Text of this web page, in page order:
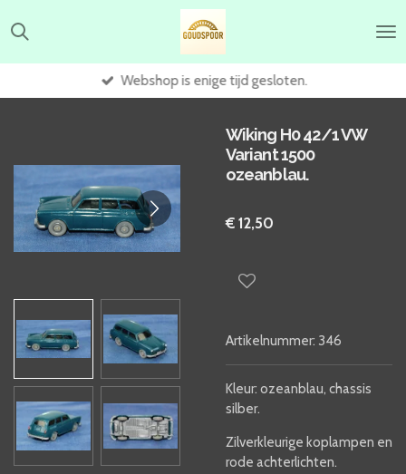
direct
hoofdinhoud
Webshop is enige tijd gesloten.
Wiking H0 42/1 VW
Variant 1500
ozeanblau.
€ 12,50
Artikelnummer: 346
Kleur: ozeanblau, chassis
silber.
Zilverkleurige koplampen en
rode achterlichten.